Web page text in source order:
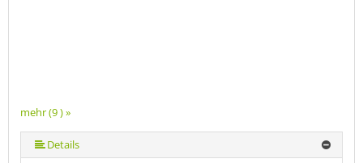
mehr (9 ) »
mehr (9 ) »
mehr (9 ) »
mehr (9 ) »
mehr (9 ) »
mehr (9 ) »
Details